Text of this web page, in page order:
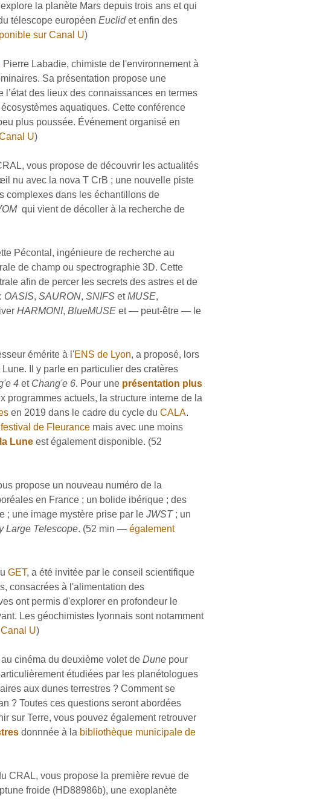
la planète Mars depuis trois ans et qui
télescope européen Euclidet enfin des
sur Canal U)
Pierre Labadie, chimiste de l'environnement à
Sa présentation propose une
des lieux des connaissances en termes
aquatiques. Cette conférence
plus poussée. Événement organisé en
U)
vous propose de découvrir les actualités
nu avec la nova T CrB ; une nouvelle piste
complexes dans les échantillons de
qui vient de décoller à la recherche de
Pécontal, ingénieure de recherche au
de champ ou spectrographie 3D. Cette
afin de percer les secrets des astres et de
OASIS, SAURON, SNIFS etMUSE,
HARMONI, BlueMUSEet — peut-être — le
émérite à l'ENS de Lyon, a proposé, lors
Il y parle en particulier des cratères
4et Chang'e 6. Pour une présentation plus
actuels, la structure interne de la
en 2019 dans le cadre du cycle du CALA.
festival de Fleurancemais avec une moins
Luneest également disponible. (52
propose un nouveau numéro de la
en France ; un bolide ibérique ; des
; une image mystère prise par le JWST ; un
Large Telescope. (52 min — également
GET, a été invitée par le conseil scientifique
consacrées à l'alimentation des
ont permis d'explorer en profondeur le
Les géochimistes lyonnais sont notamment
U)
cinéma du deuxième volet de Dune pour
étudiées par les planétologues
aux dunes terrestres ? Comment se
? Toutes ces questions seront abordées
sur Terre, vous pouvez également retrouver
donnnée à la bibliothèque municipale de
CRAL, vous propose la première revue de
froide (HD88986b), une exoplanète